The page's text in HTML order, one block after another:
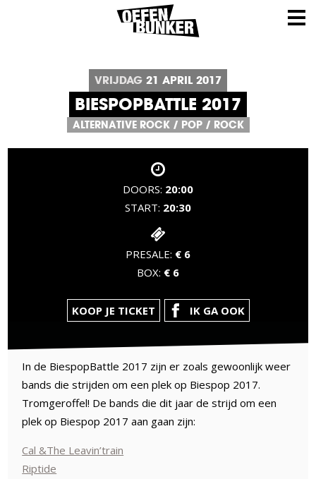
VRIJDAG 21 APRIL 2017
BIESPOPBATTLE 2017
ALTERNATIVE ROCK / POP / ROCK
DOORS: 20:00
START: 20:30
PRESALE: € 6
BOX: € 6
KOOP JE TICKET IK GA OOK
In de BiespopBattle 2017 zijn er zoals gewoonlijk weer
bands die strijden om een plek op Biespop 2017.
Tromgeroffel! De bands die dit jaar de strijd om een
plek op Biespop 2017 aan gaan zijn:
Cal &The Leavin’train
Riptide